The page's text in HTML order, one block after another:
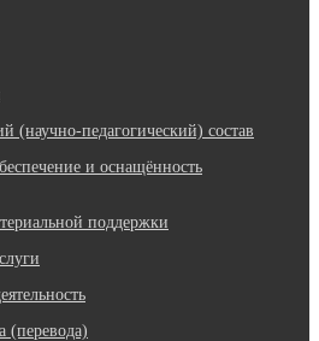
(научно-педагогический) состав
и оснащённость
поддержки
(перевода)